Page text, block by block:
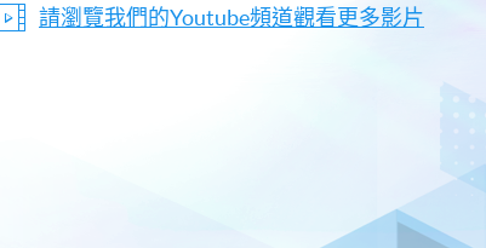
請瀏覽我們的Youtube頻道觀看更多影片